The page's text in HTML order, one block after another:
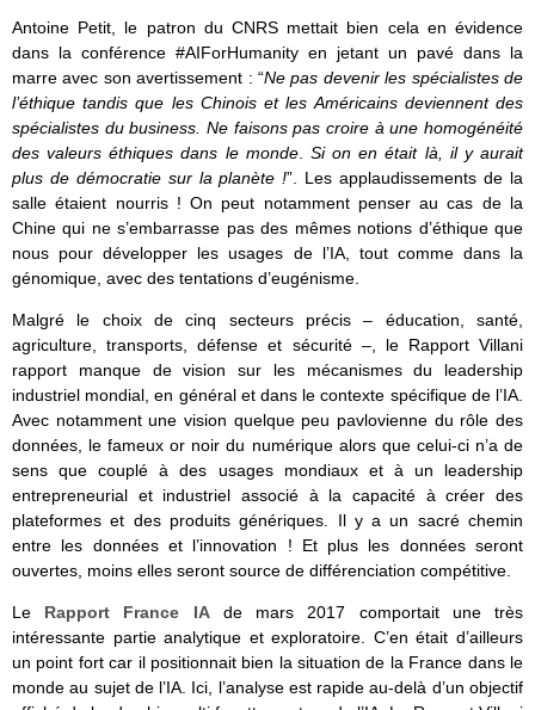
Antoine Petit, le patron du CNRS mettait bien cela en évidence
dans la conférence #AIForHumanity en jetant un pavé dans la
marre avec son avertissement : “Ne pas devenir les spécialistes de
l’éthique tandis que les Chinois et les Américains deviennent des
spécialistes du business. Ne faisons pas croire à une homogénéité
des valeurs éthiques dans le monde. Si on en était là, il y aurait
plus de démocratie sur la planète !”. Les applaudissements de la
salle étaient nourris ! On peut notamment penser au cas de la
Chine qui ne s’embarrasse pas des mêmes notions d’éthique que
nous pour développer les usages de l’IA, tout comme dans la
génomique, avec des tentations d’eugénisme.
Malgré le choix de cinq secteurs précis – éducation, santé,
agriculture, transports, défense et sécurité –, le Rapport Villani
rapport manque de vision sur les mécanismes du leadership
industriel mondial, en général et dans le contexte spécifique de l’IA.
Avec notamment une vision quelque peu pavlovienne du rôle des
données, le fameux or noir du numérique alors que celui-ci n’a de
sens que couplé à des usages mondiaux et à un leadership
entrepreneurial et industriel associé à la capacité à créer des
plateformes et des produits génériques. Il y a un sacré chemin
entre les données et l’innovation ! Et plus les données seront
ouvertes, moins elles seront source de différenciation compétitive.
Le Rapport France IAde mars 2017 comportait une très
intéressante partie analytique et exploratoire. C’en était d’ailleurs
un point fort car il positionnait bien la situation de la France dans le
monde au sujet de l’IA. Ici, l’analyse est rapide au-delà d’un objectif